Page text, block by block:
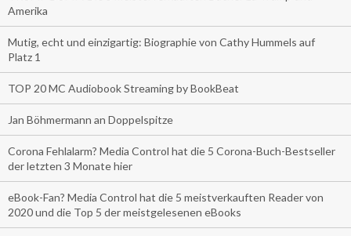
Amerika
Mutig, echt und einzigartig: Biographie von Cathy Hummels auf
Platz 1
TOP 20 MC Audiobook Streaming by BookBeat
Jan Böhmermann an Doppelspitze
Corona Fehlalarm? Media Control hat die 5 Corona-Buch-Bestseller
der letzten 3 Monate hier
eBook-Fan? Media Control hat die 5 meistverkauften Reader von
2020 und die Top 5 der meistgelesenen eBooks